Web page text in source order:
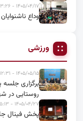
۱۴۰۵/۰۴/۱۷ - ۱۳:۲۶
وداع
ورزشی
۱۴۰۵/۰۵/۱۵ - ۱۲:۳۱
برگزاری
روستایی در
۱۴۰۵/۰۴/۲۷ - ۱۵:۱۳
پخش فینال جام جهانی ۲۰۲۶